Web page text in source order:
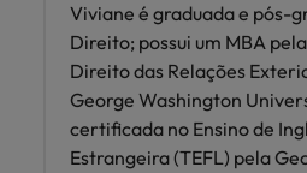
Viviane é graduada e pós-
Direito; possui um MBA
Direito das Relações
George Washington
certificada no Ensino de
Estrangeira (TEFL) pela